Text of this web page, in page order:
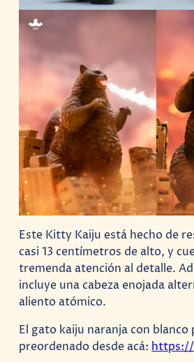
Este Kitty Kaiju está hecho de
casi 13 centímetros de alto, y
tremenda atención al detalle.
incluye una cabeza enojada
aliento atómico.
El gato kaiju naranja con blanco
preordenado desde acá: